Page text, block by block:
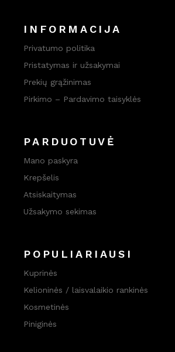
INFORMACIJA
Privatumo politika
Pristatymas ir užsakymai
Prekių grąžinimas
Pirkimo – Pardavimo taisyklės
PARDUOTUVĖ
Mano paskyra
Krepšelis
Atsiskaitymas
Užsakymo sekimas
POPULIARIAUSI
Kuprinės
Kelioninės / laisvalaikio rankinės
Kosmetinės
Piniginės